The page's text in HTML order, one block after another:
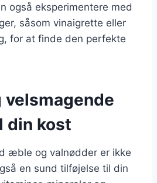
også eksperimentere med
såsom vinaigrette eller
for at finde den perfekte
velsmagende
din kost
æble og valnødder er ikke
en sund tilføjelse til din